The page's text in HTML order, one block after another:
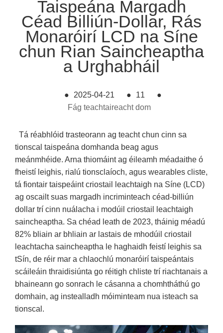
Taispeána Margadh
Céad Billiún-Dollar, Rás
Monaróirí LCD na Síne
chun Rian Saincheaptha
a Urghabháil
● 2025-04-21 ● 11
●
Fág teachtaireacht dom
Tá réabhlóid trasteorann ag teacht chun cinn sa
tionscal taispeána domhanda beag agus
meánmhéide. Arna thiomáint ag éileamh méadaithe ó
fheistí leighis, rialú tionsclaíoch, agus wearables cliste,
tá fiontair taispeáint criostail leachtaigh na Síne (LCD)
ag oscailt suas margadh incriminteach céad-billiún
dollar trí cinn nuálacha i modúil criostail leachtaigh
saincheaptha. Sa chéad leath de 2023, tháinig méadú
82% bliain ar bhliain ar lastais de mhodúil criostail
leachtacha saincheaptha le haghaidh feistí leighis sa
tSín, de réir mar a chlaochlú monaróirí taispeántais
scáileáin thraidisiúnta go réitigh chliste trí riachtanais a
bhaineann go sonrach le cásanna a chomhtháthú go
domhain, ag instealladh móiminteam nua isteach sa
tionscal.